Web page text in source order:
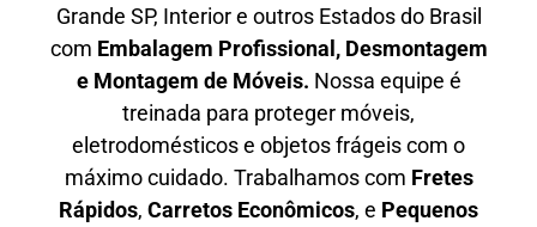
Grande SP, Interior e outros Estados do Brasil
com Embalagem Profissional, Desmontagem
e Montagem de Móveis. Nossa equipe é
treinada para proteger móveis,
eletrodomésticos e objetos frágeis com o
máximo cuidado. Trabalhamos com Fretes
Rápidos, Carretos Econômicos, e Pequenos